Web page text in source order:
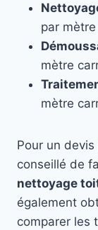
par
mètre
mètre
Pour un
conseillé de
nettoyage
également
comparer les